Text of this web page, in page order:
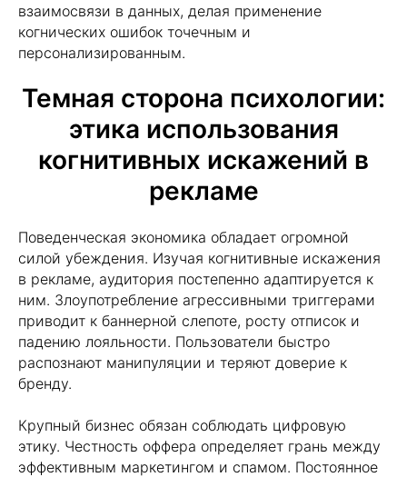
взаимосвязи в данных, делая применение
когнических ошибок точечным и
персонализированным.
Темная сторона психологии:
этика использования
когнитивных искажений в
рекламе
Поведенческая экономика обладает огромной
силой убеждения. Изучая когнитивные искажения
в рекламе, аудитория постепенно адаптируется к
ним. Злоупотребление агрессивными триггерами
приводит к баннерной слепоте, росту отписок и
падению лояльности. Пользователи быстро
распознают манипуляции и теряют доверие к
бренду.
Крупный бизнес обязан соблюдать цифровую
этику. Честность оффера определяет грань между
эффективным маркетингом и спамом. Постоянное